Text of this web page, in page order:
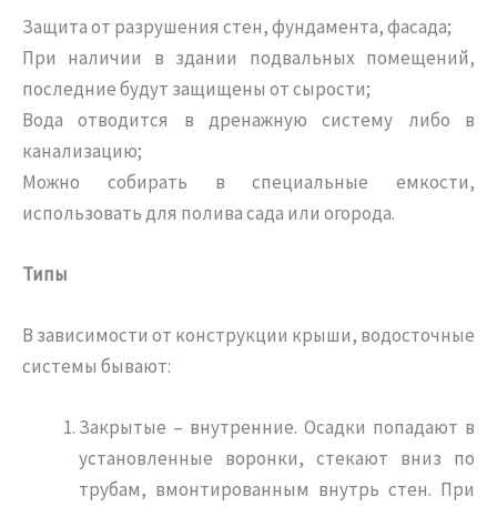
Защита от разрушения стен, фундамента, фасада;
При наличии в здании подвальных помещений,
последние будут защищены от сырости;
Вода отводится в дренажную систему либо в
канализацию;
Можно собирать в специальные емкости,
использовать для полива сада или огорода.
Типы
В зависимости от конструкции крыши, водосточные
системы бывают:
Закрытые – внутренние. Осадки попадают в
установленные воронки, стекают вниз по
трубам, вмонтированным внутрь стен. При